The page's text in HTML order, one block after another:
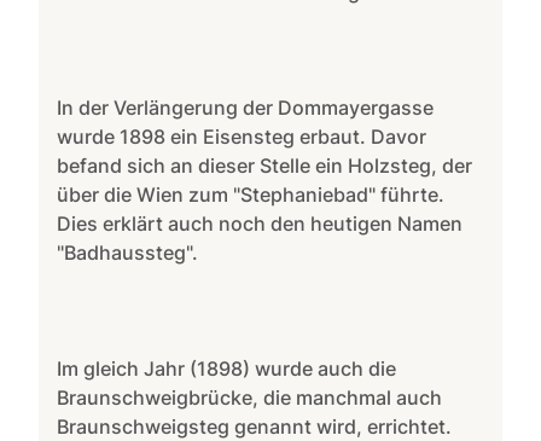
In der Verlängerung der Dommayergasse
wurde 1898 ein Eisensteg erbaut. Davor
befand sich an dieser Stelle ein Holzsteg, der
über die Wien zum "Stephaniebad" führte.
Dies erklärt auch noch den heutigen Namen
"Badhaussteg".
Im gleich Jahr (1898) wurde auch die
Braunschweigbrücke, die manchmal auch
Braunschweigsteg genannt wird, errichtet.